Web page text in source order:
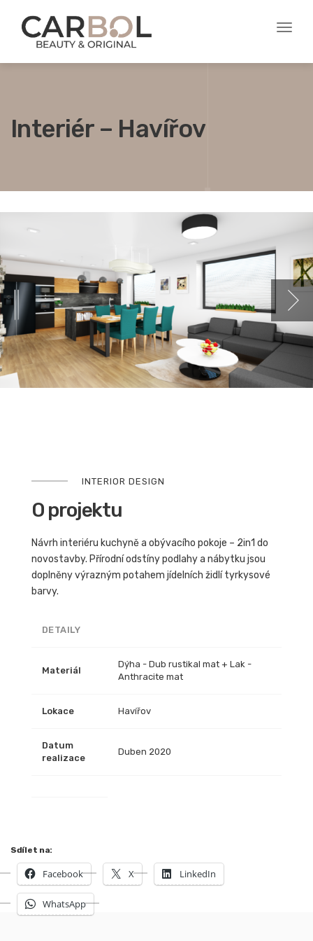
Toggle
Interiér – Havířov
INTERIOR DESIGN
O projektu
Návrh interiéru kuchyně a obývacího pokoje – 2in1 do
novostavby. Přírodní odstíny podlahy a nábytku jsou
doplněny výrazným potahem jídelních židlí tyrkysové
barvy.
DETAILY
Materiál
Dýha - Dub rustikal mat + Lak -
Anthracite mat
Lokace Havířov
Datum
realizace
Duben 2020
Sdílet na:
Facebook X LinkedIn
WhatsApp